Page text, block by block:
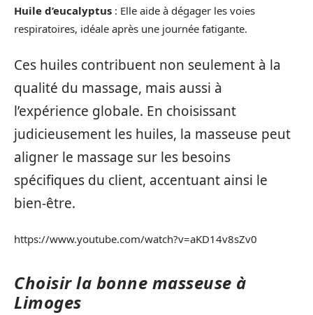
Huile d’eucalyptus : Elle aide à dégager les voies
respiratoires, idéale après une journée fatigante.
Ces huiles contribuent non seulement à la
qualité du massage, mais aussi à
l’expérience globale. En choisissant
judicieusement les huiles, la masseuse peut
aligner le massage sur les besoins
spécifiques du client, accentuant ainsi le
bien-être.
https://www.youtube.com/watch?v=aKD14v8sZv0
Choisir la bonne masseuse à
Limoges